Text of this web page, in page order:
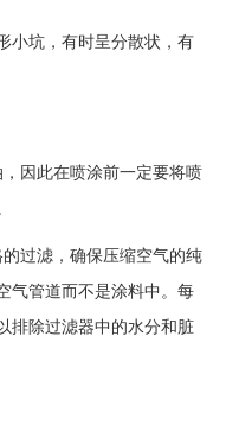
小坑，有时呈分散状，有
因此在喷涂前一定要将喷
过滤，确保压缩空气的纯
气管道而不是涂料中。每
排除过滤器中的水分和脏